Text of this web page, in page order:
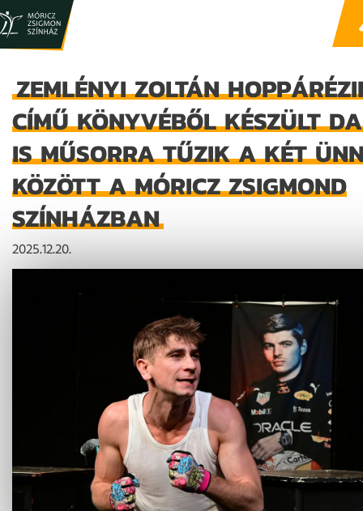
ZEMLÉNYI ZOLTÁN
CÍMŰ KÖNYVÉBŐL KÉSZÜLT
IS MŰSORRA TŰZIK A KÉT
KÖZÖTT A MÓRICZ ZSIGMOND
SZÍNHÁZBAN
2025.12.20.